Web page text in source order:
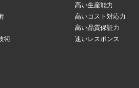
術
高い生産能力
高いコスト対応力
高い品質保証力
速いレスポンス